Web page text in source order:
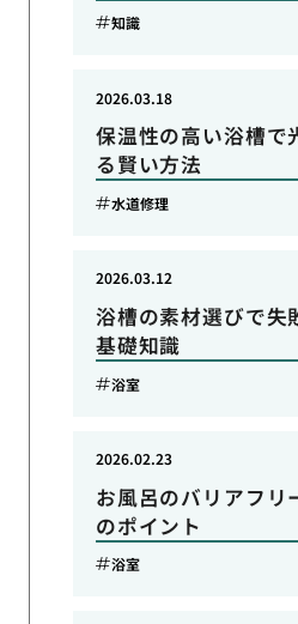
知識
保温性の高い浴槽で
る賢い方法
2026.03.18
水道修理
浴槽の素材選びで失
基礎知識
2026.03.12
浴室
お風呂のバリアフリ
のポイント
2026.02.23
浴室